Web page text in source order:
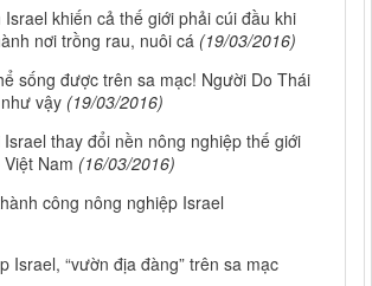
khiến cả thế giới phải cúi đầu khi
nơi trồng rau, nuôi cá (19/03/2016)
sống được trên sa mạc! Người Do Thái
vậy (19/03/2016)
thay đổi nền nông nghiệp thế giới
Nam (16/03/2016)
công nông nghiệp Israel
Israel, “vườn địa đàng” trên sa mạc